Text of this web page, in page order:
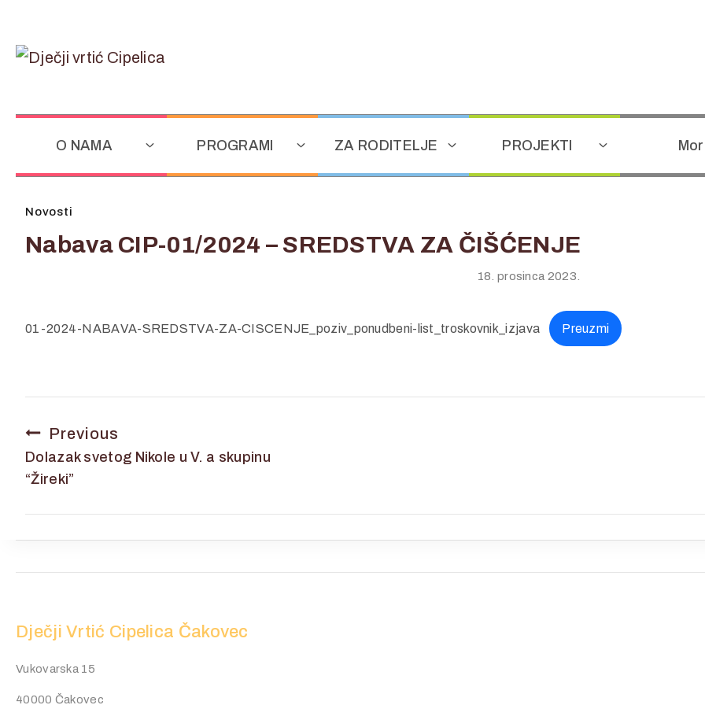
O NAMA PROGRAMI ZA RODITELJE PROJEKTI
Novosti
Nabava CIP-01/2024 – SREDSTVA ZA ČIŠĆENJE
18. prosinca 2023.
01-2024-NABAVA-SREDSTVA-ZA-CISCENJE_poziv_ponudbeni-list_troskovnik_izjava Preuzmi
Previous
Dolazak svetog Nikole u V. a skupinu
“Žireki”
Dječji Vrtić Cipelica Čakovec
Vukovarska 15
40000 Čakovec